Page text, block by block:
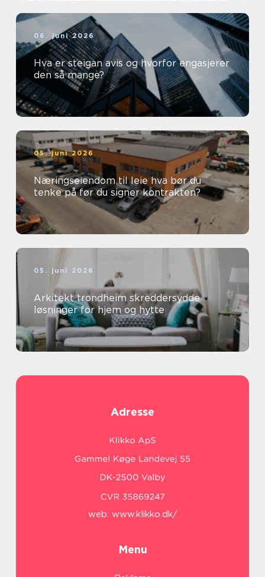
06. juni 2026
Hva er steigan avis og hvorfor engasjerer
den så mange?
05. juni 2026
Næringseiendom til leie hva bør du
tenke på før du signer kontrakten?
05. juni 2026
Arkitekt trondheim skreddersydde
løsninger for hjem og hytte
Adresse
web: www.klikko.dk/
Menu